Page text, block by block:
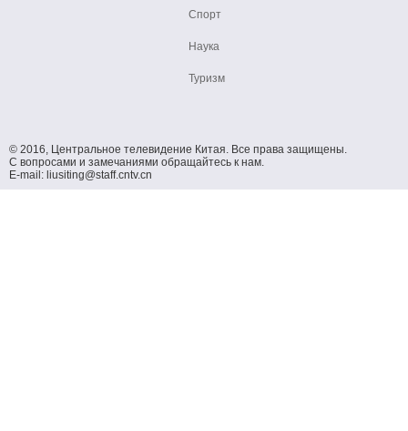
Спорт
Наука
Туризм
© 2016, Центральное телевидение Китая. Все права защищены.
С вопросами и замечаниями обращайтесь к нам.
E-mail: liusiting@staff.cntv.cn